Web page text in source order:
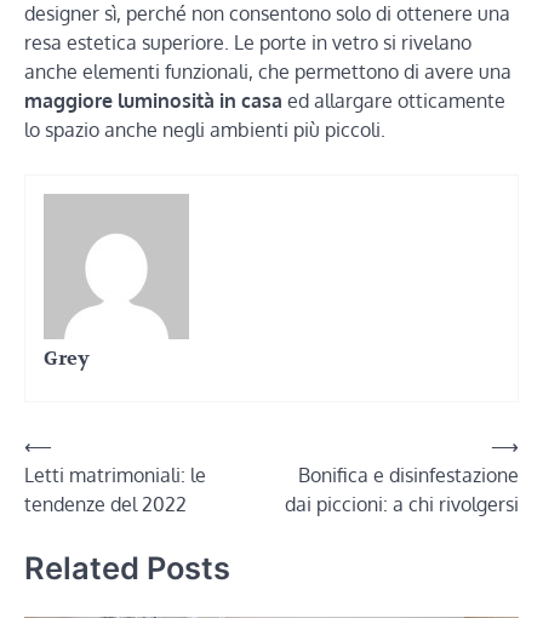
designer sì, perché non consentono solo di ottenere una
resa estetica superiore. Le porte in vetro si rivelano
anche elementi funzionali, che permettono di avere una
maggiore luminosità in casa ed allargare otticamente
lo spazio anche negli ambienti più piccoli.
Grey
Navigazione
articoli
⟵
Letti matrimoniali: le
tendenze del 2022
Bonifica e disinfestazione
dai piccioni: a chi rivolgersi
⟶
Related Posts